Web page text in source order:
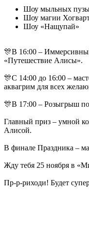
Шоу мыльных
Шоу магии
Шоу «Нащупай»
🎊В 16:00 –
«Путешествие Алисы».
🎊С 14:00 до 16:00 –
аквагрим для всех
🎊В 17:00 – Розыгрыш
Главный приз – умной
Алисой.
В финале Праздника –
Жду тебя 25 ноября в
Пр-р-риходи! Будет